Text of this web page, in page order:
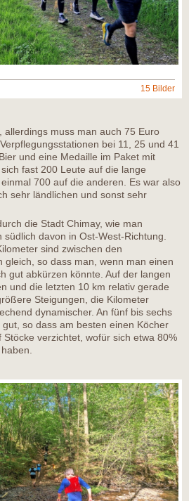
15 Bilder
allerdings muss man auch 75 Euro
bei 11, 25 und 41
und eine Medaille im Paket mit
fast 200 Leute auf die lange
700 auf die anderen. Es war also
sehr ländlichen und sonst sehr
die Stadt Chimay, wie man
davon in Ost-West-Richtung.
sind zwischen den
gleich, so dass man, wenn man einen
gut abkürzen könnte. Auf der langen
und die letzten 10 km relativ gerade
Steigungen, die Kilometer
dynamischer. An fünf bis sechs
so dass am besten einen Köcher
verzichtet, wofür sich etwa 80%